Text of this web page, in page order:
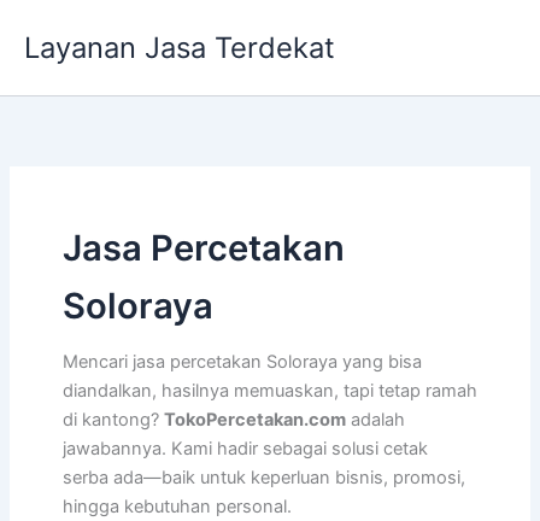
Layanan Jasa Terdekat
Jasa Percetakan
Soloraya
Mencari jasa percetakan Soloraya yang bisa
diandalkan, hasilnya memuaskan, tapi tetap ramah
di kantong? TokoPercetakan.comadalah
jawabannya. Kami hadir sebagai solusi cetak
serba ada—baik untuk keperluan bisnis, promosi,
hingga kebutuhan personal.